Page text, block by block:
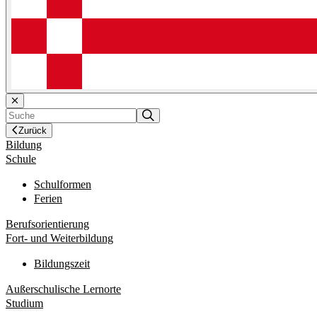
Zurück
Bildung
Schule
Schulformen
Ferien
Berufsorientierung
Fort- und Weiterbildung
Bildungszeit
Außerschulische Lernorte
Studium